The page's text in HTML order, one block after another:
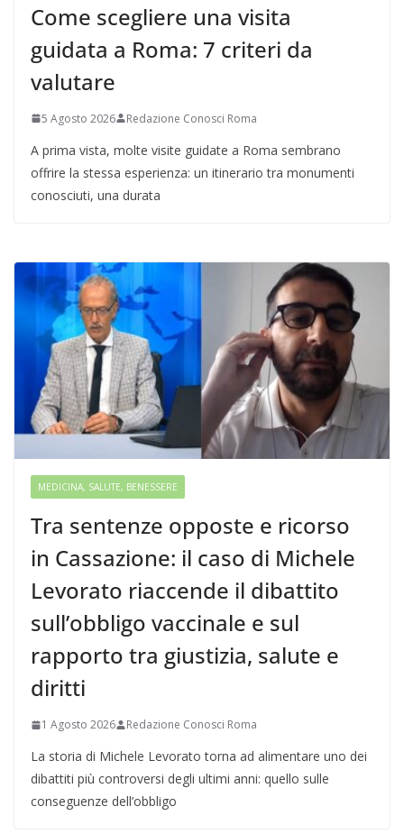
Come scegliere una visita
guidata a Roma: 7 criteri da
valutare
5 Agosto 2026 Redazione Conosci Roma
A prima vista, molte visite guidate a Roma sembrano
offrire la stessa esperienza: un itinerario tra monumenti
conosciuti, una durata
MEDICINA, SALUTE, BENESSERE
Tra sentenze opposte e ricorso
in Cassazione: il caso di Michele
Levorato riaccende il dibattito
sull’obbligo vaccinale e sul
rapporto tra giustizia, salute e
diritti
1 Agosto 2026 Redazione Conosci Roma
La storia di Michele Levorato torna ad alimentare uno dei
dibattiti più controversi degli ultimi anni: quello sulle
conseguenze dell’obbligo